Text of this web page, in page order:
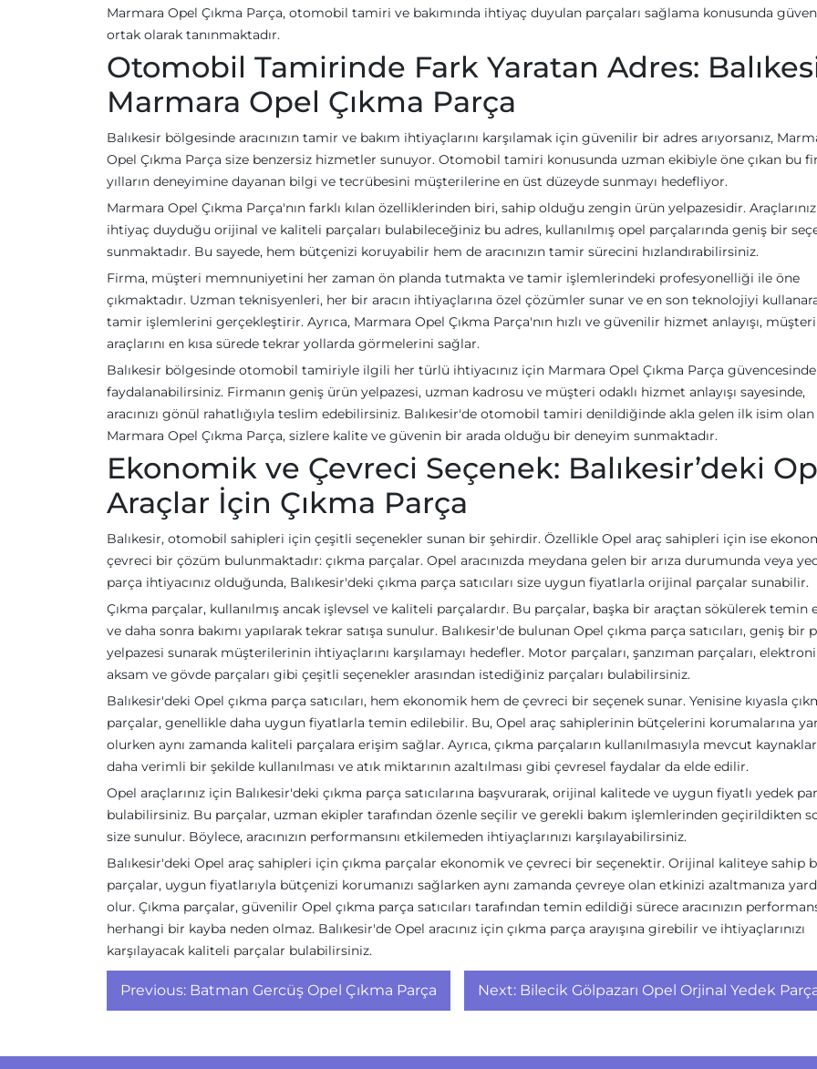
Marmara Opel Çıkma Parça, otomobil tamiri ve bakımında ihtiyaç duyulan parçaları sağlama konusunda
ortak olarak tanınmaktadır.
Otomobil Tamirinde Fark Yaratan Adres:
Marmara Opel Çıkma Parça
Balıkesir bölgesinde aracınızın tamir ve bakım ihtiyaçlarını karşılamak için güvenilir bir adres arıyorsanız,
Opel Çıkma Parça size benzersiz hizmetler sunuyor. Otomobil tamiri konusunda uzman ekibiyle öne çıkan bu
yılların deneyimine dayanan bilgi ve tecrübesini müşterilerine en üst düzeyde sunmayı hedefliyor.
Marmara Opel Çıkma Parça'nın farklı kılan özelliklerinden biri, sahip olduğu zengin ürün yelpazesidir.
ihtiyaç duyduğu orijinal ve kaliteli parçaları bulabileceğiniz bu adres, kullanılmış opel parçalarında geniş bir
sunmaktadır. Bu sayede, hem bütçenizi koruyabilir hem de aracınızın tamir sürecini hızlandırabilirsiniz.
Firma, müşteri memnuniyetini her zaman ön planda tutmakta ve tamir işlemlerindeki profesyonelliği ile öne
çıkmaktadır. Uzman teknisyenleri, her bir aracın ihtiyaçlarına özel çözümler sunar ve en son teknolojiyi
tamir işlemlerini gerçekleştirir. Ayrıca, Marmara Opel Çıkma Parça'nın hızlı ve güvenilir hizmet anlayışı,
araçlarını en kısa sürede tekrar yollarda görmelerini sağlar.
Balıkesir bölgesinde otomobil tamiriyle ilgili her türlü ihtiyacınız için Marmara Opel Çıkma Parça
faydalanabilirsiniz. Firmanın geniş ürün yelpazesi, uzman kadrosu ve müşteri odaklı hizmet anlayışı sayesinde,
aracınızı gönül rahatlığıyla teslim edebilirsiniz. Balıkesir'de otomobil tamiri denildiğinde akla gelen ilk isim olan
Marmara Opel Çıkma Parça, sizlere kalite ve güvenin bir arada olduğu bir deneyim sunmaktadır.
Ekonomik ve Çevreci Seçenek: Balıkesir’deki
Araçlar İçin Çıkma Parça
Balıkesir, otomobil sahipleri için çeşitli seçenekler sunan bir şehirdir. Özellikle Opel araç sahipleri için ise
çevreci bir çözüm bulunmaktadır: çıkma parçalar. Opel aracınızda meydana gelen bir arıza durumunda veya
parça ihtiyacınız olduğunda, Balıkesir'deki çıkma parça satıcıları size uygun fiyatlarla orijinal parçalar sunabilir.
Çıkma parçalar, kullanılmış ancak işlevsel ve kaliteli parçalardır. Bu parçalar, başka bir araçtan sökülerek temin
ve daha sonra bakımı yapılarak tekrar satışa sunulur. Balıkesir'de bulunan Opel çıkma parça satıcıları, geniş bir
yelpazesi sunarak müşterilerinin ihtiyaçlarını karşılamayı hedefler. Motor parçaları, şanzıman parçaları,
aksam ve gövde parçaları gibi çeşitli seçenekler arasından istediğiniz parçaları bulabilirsiniz.
Balıkesir'deki Opel çıkma parça satıcıları, hem ekonomik hem de çevreci bir seçenek sunar. Yenisine kıyasla
parçalar, genellikle daha uygun fiyatlarla temin edilebilir. Bu, Opel araç sahiplerinin bütçelerini korumalarına
olurken aynı zamanda kaliteli parçalara erişim sağlar. Ayrıca, çıkma parçaların kullanılmasıyla mevcut
daha verimli bir şekilde kullanılması ve atık miktarının azaltılması gibi çevresel faydalar da elde edilir.
Opel araçlarınız için Balıkesir'deki çıkma parça satıcılarına başvurarak, orijinal kalitede ve uygun fiyatlı yedek
bulabilirsiniz. Bu parçalar, uzman ekipler tarafından özenle seçilir ve gerekli bakım işlemlerinden geçirildikten
size sunulur. Böylece, aracınızın performansını etkilemeden ihtiyaçlarınızı karşılayabilirsiniz.
Balıkesir'deki Opel araç sahipleri için çıkma parçalar ekonomik ve çevreci bir seçenektir. Orijinal kaliteye sahip
parçalar, uygun fiyatlarıyla bütçenizi korumanızı sağlarken aynı zamanda çevreye olan etkinizi azaltmanıza
olur. Çıkma parçalar, güvenilir Opel çıkma parça satıcıları tarafından temin edildiği sürece aracınızın
herhangi bir kayba neden olmaz. Balıkesir'de Opel aracınız için çıkma parça arayışına girebilir ve ihtiyaçlarınızı
karşılayacak kaliteli parçalar bulabilirsiniz.
Yazı
gezinmesi
Previous: Batman Gercüş Opel Çıkma Parça Next: Bilecik Gölpazarı Opel Orjinal Yedek